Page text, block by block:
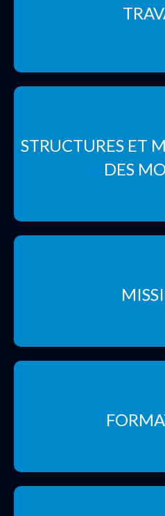
STRUCTURES ET
DES